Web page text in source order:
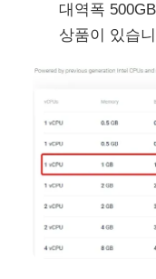
대역폭
상품이 있습